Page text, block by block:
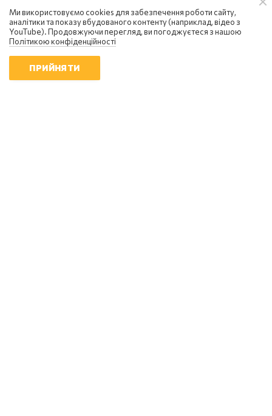
Ми використовуємо cookies для забезпечення роботи сайту,
аналітики та показу вбудованого контенту (наприклад, відео з
YouTube). Продовжуючи перегляд, ви погоджуєтеся з нашою
Політикою конфіденційності
ПРИЙНЯТИ